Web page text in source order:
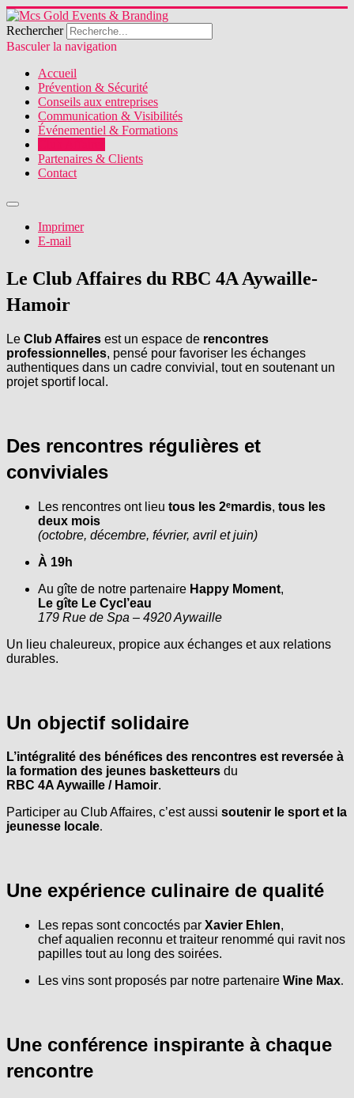
Rechercher
Basculer la navigation
Accueil
Prévention & Sécurité
Conseils aux entreprises
Communication & Visibilités
Événementiel & Formations
Partenaires & Clients
Contact
Imprimer
E-mail
Le Club Affaires du RBC 4A Aywaille-
Hamoir
Le Club Affaires est un espace de rencontres
professionnelles, pensé pour favoriser les échanges
authentiques dans un cadre convivial, tout en soutenant un
projet sportif local.
Des rencontres régulières et
conviviales
Les rencontres ont lieu tous les 2ᵉmardis, tous les
deux mois
(octobre, décembre, février, avril et juin)
À 19h
Au gîte de notre partenaire Happy Moment,
Le gîte Le Cycl’eau
179 Rue de Spa – 4920 Aywaille
Un lieu chaleureux, propice aux échanges et aux relations
durables.
Un objectif solidaire
L’intégralité des bénéfices des rencontres est reversée à
la formation des jeunes basketteurs du
RBC 4A Aywaille / Hamoir.
Participer au Club Affaires, c’est aussi soutenir le sport et la
jeunesse locale.
Une expérience culinaire de qualité
Les repas sont concoctés par Xavier Ehlen,
chef aqualien reconnu et traiteur renommé qui ravit nos
papilles tout au long des soirées.
Les vins sont proposés par notre partenaire Wine Max.
Une conférence inspirante à chaque
rencontre